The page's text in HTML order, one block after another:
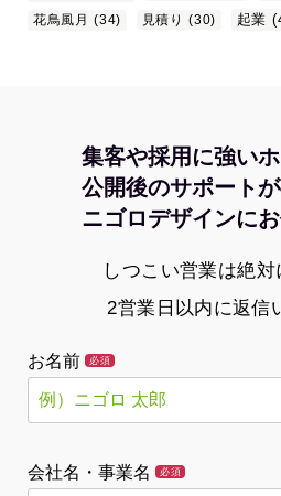
花鳥風月
(34) 見積り (30) 起業
集客や採用に強い
公開後のサポート
ニゴロデザインに
しつこい営業は絶対
2営業日以内に返信
お名前 必須
会社名・事業名 必須